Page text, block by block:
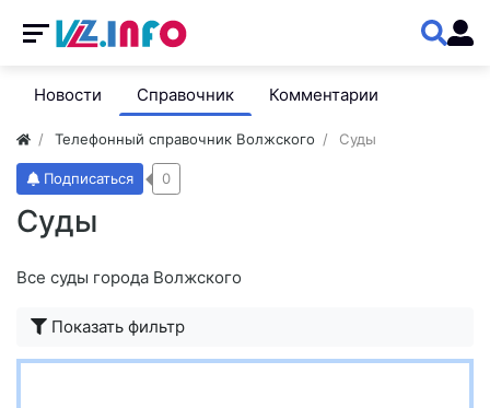
Новости Справочник Комментарии
Телефонный справочник Волжского Суды
Суды
Подписаться 0
Все суды города Волжского
Показать фильтр